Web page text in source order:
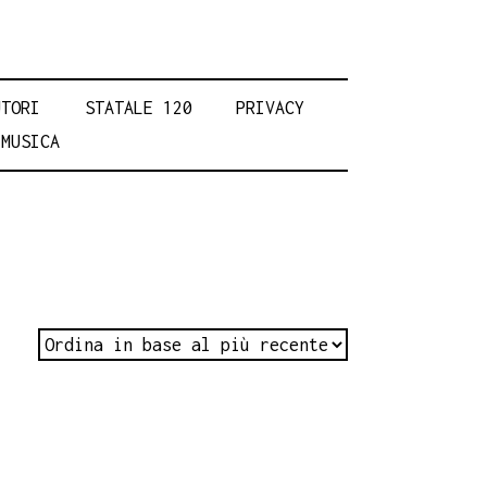
STATALE 120
PRIVACY
MUSICA